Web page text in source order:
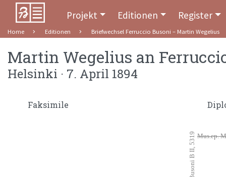
Projekt Editionen Register
Home Editionen Briefwechsel Ferruccio Busoni – Martin Wegelius
Martin Wegelius an
Helsinki · 7. April 1894
Faksimile
Mus.ep.